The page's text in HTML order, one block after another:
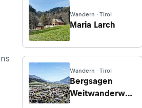
Wandern · Tirol
Maria Larch
Wandern · Tirol
Bergsagen
Weitwanderweg